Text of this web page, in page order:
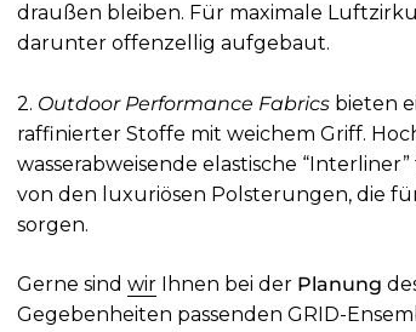
draußen bleiben. Für maximale
darunter offenzellig aufgebaut.
2. Outdoor Performance Fabrics bieten
raffinierter Stoffe mit weichem Griff.
wasserabweisende elastische
von den luxuriösen Polsterungen, die
sorgen.
Gerne sind wir Ihnen bei der Planung
Gegebenheiten passenden GRID-